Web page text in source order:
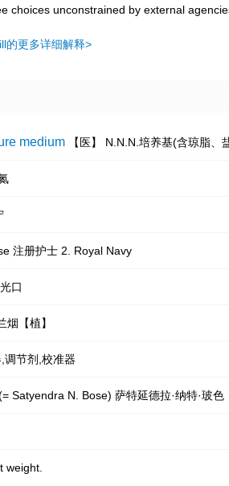
choices unconstrained by external
的更多详细解释>
medium 【医】 N.N.N.培养基(含琼脂
注册护士 2. Royal Navy
口
烟【植】
调节剂,校准器
Satyendra N. Bose) 萨特延德拉·纳特·玻
weight.